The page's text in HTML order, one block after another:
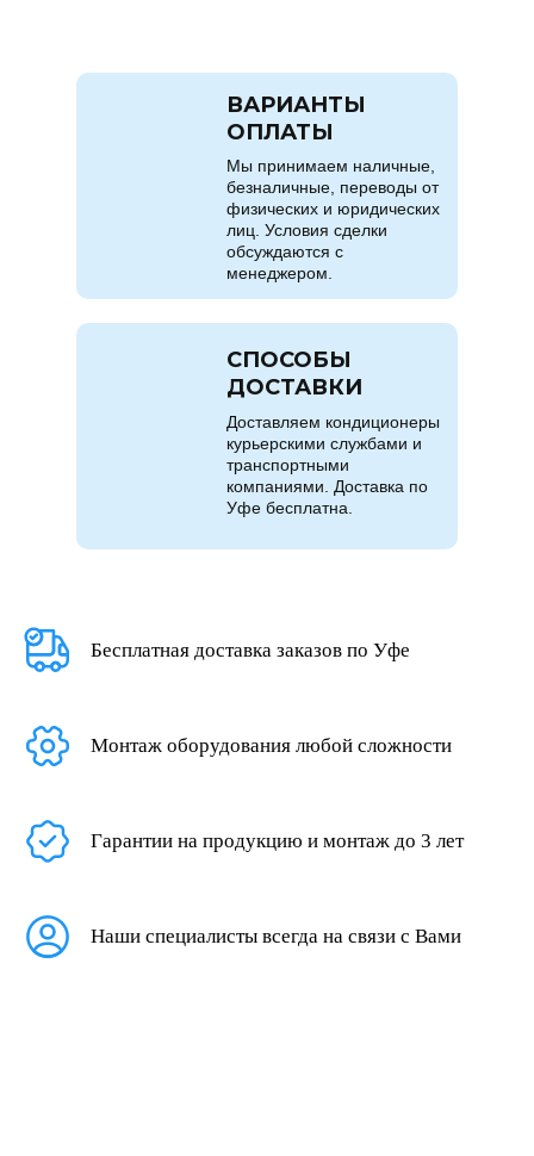
Мы принимаем наличные,
безналичные, переводы от
физических и юридических
лиц. Условия сделки
обсуждаются с
менеджером.
ВАРИАНТЫ
ОПЛАТЫ
Доставляем кондиционеры
курьерскими службами и
транспортными
компаниями. Доставка по
Уфе бесплатна.
СПОСОБЫ
ДОСТАВКИ
Бесплатная доставка заказов по Уфе
Монтаж оборудования любой сложности
Гарантии на продукцию и монтаж до 3 лет
Наши специалисты всегда на связи с Вами